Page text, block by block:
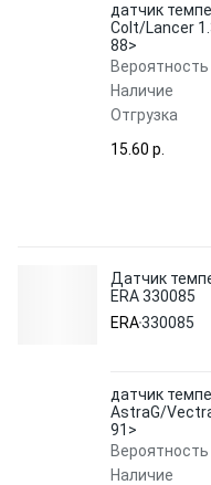
датчик
Colt/Lancer
88>
Вероятность
Наличие
Отгрузка
15.60 p.
Датчик
ERA 330085
ERA330085
датчик
AstraG/
91>
Вероятность
Наличие